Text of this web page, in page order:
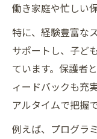
働き家庭や忙しい
特に、経験豊富な
サポートし、子ど
ています。保護者
ィードバックも充
アルタイムで把握
例えば、プログラ